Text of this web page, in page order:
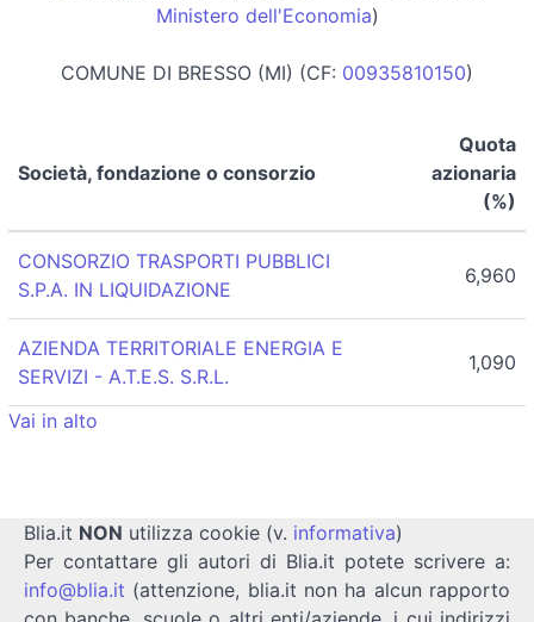
Ministero dell'Economia)
COMUNE DI BRESSO (MI) (CF: 00935810150)
Società, fondazione o consorzio
Quota
azionaria
(%)
CONSORZIO TRASPORTI PUBBLICI
S.P.A. IN LIQUIDAZIONE
6,960
AZIENDA TERRITORIALE ENERGIA E
SERVIZI - A.T.E.S. S.R.L.
1,090
Vai in alto
Blia.it NON utilizza cookie (v. informativa)
Per contattare gli autori di Blia.it potete scrivere a:
info@blia.it (attenzione, blia.it non ha alcun rapporto